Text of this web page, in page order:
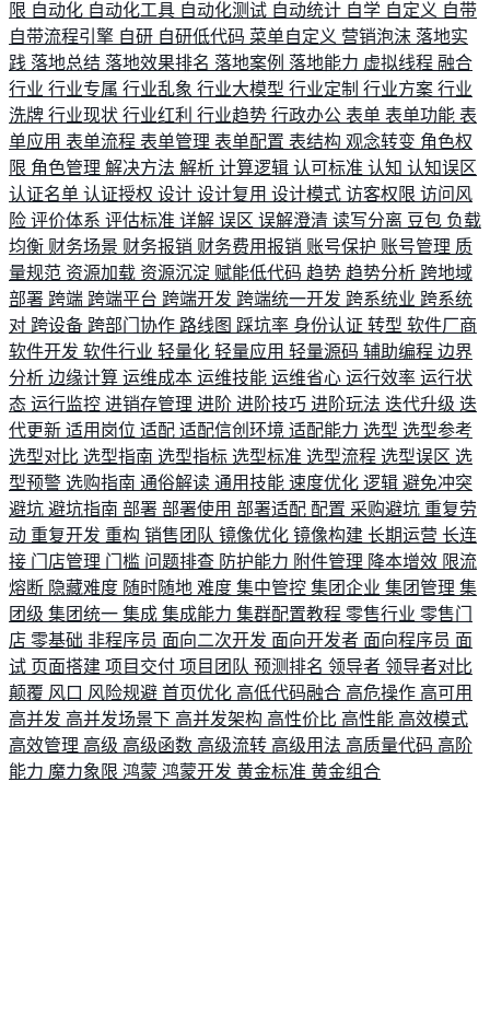
限 自动化 自动化工具 自动化测试 自动统计 自学 自定义 自带
自带流程引擎 自研 自研低代码 菜单自定义 营销泡沫 落地实
践 落地总结 落地效果排名 落地案例 落地能力 虚拟线程 融合
行业 行业专属 行业乱象 行业大模型 行业定制 行业方案 行业
洗牌 行业现状 行业红利 行业趋势 行政办公 表单 表单功能 表
单应用 表单流程 表单管理 表单配置 表结构 观念转变 角色权
限 角色管理 解决方法 解析 计算逻辑 认可标准 认知 认知误区
认证名单 认证授权 设计 设计复用 设计模式 访客权限 访问风
险 评价体系 评估标准 详解 误区 误解澄清 读写分离 豆包 负载
均衡 财务场景 财务报销 财务费用报销 账号保护 账号管理 质
量规范 资源加载 资源沉淀 赋能低代码 趋势 趋势分析 跨地域
部署 跨端 跨端平台 跨端开发 跨端统一开发 跨系统业 跨系统
对 跨设备 跨部门协作 路线图 踩坑率 身份认证 转型 软件厂商
软件开发 软件行业 轻量化 轻量应用 轻量源码 辅助编程 边界
分析 边缘计算 运维成本 运维技能 运维省心 运行效率 运行状
态 运行监控 进销存管理 进阶 进阶技巧 进阶玩法 迭代升级 迭
代更新 适用岗位 适配 适配信创环境 适配能力 选型 选型参考
选型对比 选型指南 选型指标 选型标准 选型流程 选型误区 选
型预警 选购指南 通俗解读 通用技能 速度优化 逻辑 避免冲突
避坑 避坑指南 部署 部署使用 部署适配 配置 采购避坑 重复劳
动 重复开发 重构 销售团队 镜像优化 镜像构建 长期运营 长连
接 门店管理 门槛 问题排查 防护能力 附件管理 降本增效 限流
熔断 隐藏难度 随时随地 难度 集中管控 集团企业 集团管理 集
团级 集团统一 集成 集成能力 集群配置教程 零售行业 零售门
店 零基础 非程序员 面向二次开发 面向开发者 面向程序员 面
试 页面搭建 项目交付 项目团队 预测排名 领导者 领导者对比
颠覆 风口 风险规避 首页优化 高低代码融合 高危操作 高可用
高并发 高并发场景下 高并发架构 高性价比 高性能 高效模式
高效管理 高级 高级函数 高级流转 高级用法 高质量代码 高阶
能力 魔力象限 鸿蒙 鸿蒙开发 黄金标准 黄金组合